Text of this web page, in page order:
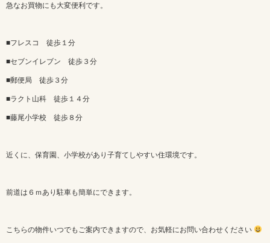
急なお買物にも大変便利です。
■フレスコ 徒歩１分
■セブンイレブン 徒歩３分
■郵便局 徒歩３分
■ラクト山科 徒歩１４分
■藤尾小学校 徒歩８分
近くに、保育園、小学校があり子育てしやすい住環境です。
前道は６ｍあり駐車も簡単にできます。
こちらの物件いつでもご案内できますので、お気軽にお問い合わせください